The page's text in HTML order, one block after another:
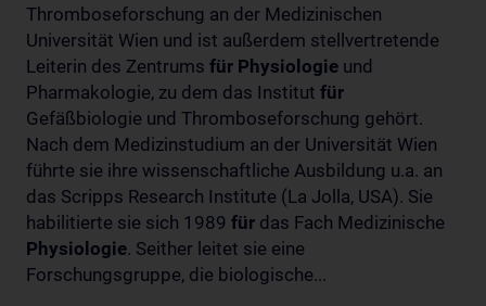
Thromboseforschung an der Medizinischen
Universität Wien und ist außerdem stellvertretende
Leiterin des Zentrums für Physiologie und
Pharmakologie, zu dem das Institut für
Gefäßbiologie und Thromboseforschung gehört.
Nach dem Medizinstudium an der Universität Wien
führte sie ihre wissenschaftliche Ausbildung u.a. an
das Scripps Research Institute (La Jolla, USA). Sie
habilitierte sie sich 1989 für das Fach Medizinische
Physiologie. Seither leitet sie eine
Forschungsgruppe, die biologische...